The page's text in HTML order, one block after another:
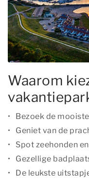
Waarom
Bezoek de
Geniet van de
Spot zeehonden
Gezellige
De leukste